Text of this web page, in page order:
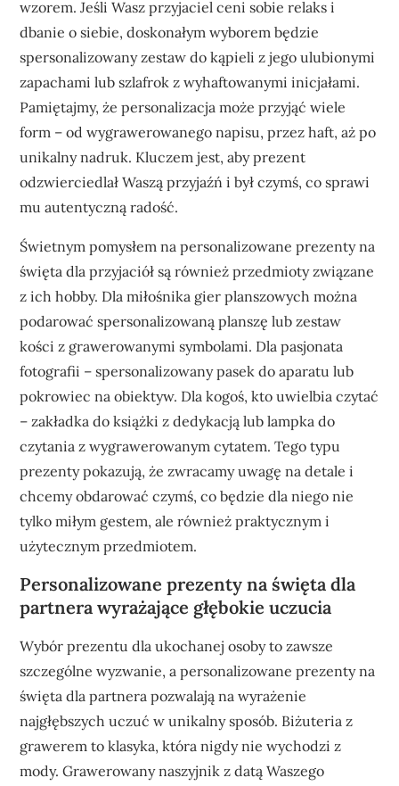
wzorem. Jeśli Wasz przyjaciel ceni sobie relaks i
dbanie o siebie, doskonałym wyborem będzie
spersonalizowany zestaw do kąpieli z jego ulubionymi
zapachami lub szlafrok z wyhaftowanymi inicjałami.
Pamiętajmy, że personalizacja może przyjąć wiele
form – od wygrawerowanego napisu, przez haft, aż po
unikalny nadruk. Kluczem jest, aby prezent
odzwierciedlał Waszą przyjaźń i był czymś, co sprawi
mu autentyczną radość.
Świetnym pomysłem na personalizowane prezenty na
święta dla przyjaciół są również przedmioty związane
z ich hobby. Dla miłośnika gier planszowych można
podarować spersonalizowaną planszę lub zestaw
kości z grawerowanymi symbolami. Dla pasjonata
fotografii – spersonalizowany pasek do aparatu lub
pokrowiec na obiektyw. Dla kogoś, kto uwielbia czytać
– zakładka do książki z dedykacją lub lampka do
czytania z wygrawerowanym cytatem. Tego typu
prezenty pokazują, że zwracamy uwagę na detale i
chcemy obdarować czymś, co będzie dla niego nie
tylko miłym gestem, ale również praktycznym i
użytecznym przedmiotem.
Personalizowane prezenty na święta dla
partnera wyrażające głębokie uczucia
Wybór prezentu dla ukochanej osoby to zawsze
szczególne wyzwanie, a personalizowane prezenty na
święta dla partnera pozwalają na wyrażenie
najgłębszych uczuć w unikalny sposób. Biżuteria z
grawerem to klasyka, która nigdy nie wychodzi z
mody. Grawerowany naszyjnik z datą Waszego